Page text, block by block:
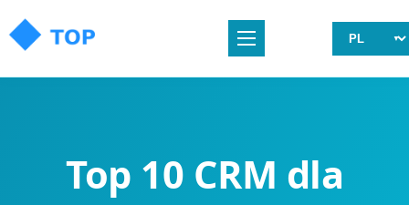
Top 10 CRM dla